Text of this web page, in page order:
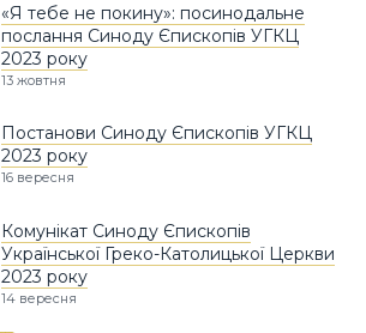
«Я тебе не покину»: посинодальне
послання Синоду Єпископів УГКЦ
2023 року
13 жовтня
Постанови Синоду Єпископів УГКЦ
2023 року
16 вересня
Комунікат Синоду Єпископів
Української Греко-Католицької Церкви
2023 року
14 вересня